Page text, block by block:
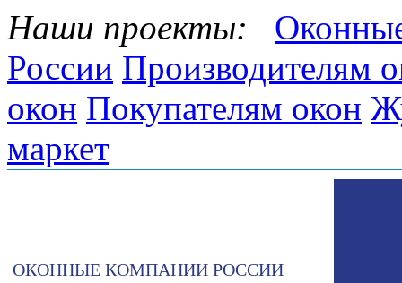
Наши проекты:
России Производителям
окон Покупателям окон
маркет
ОКОННЫЕ КОМПАНИИ РОССИИ